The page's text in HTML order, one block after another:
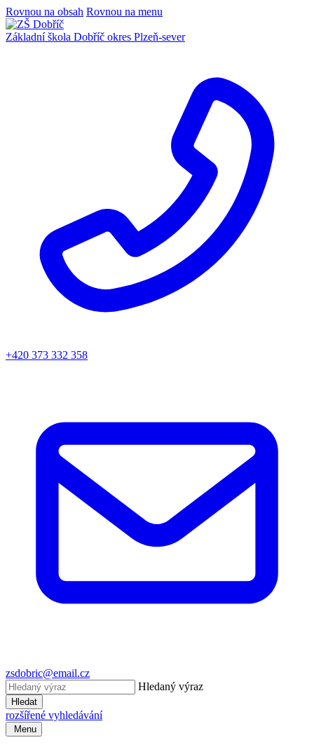
Rovnou na obsah Rovnou na menu
Základní škola Dobříč okres Plzeň-sever
+420 373 332 358
zsdobric@email.cz
Hledaný výraz
Hledat
rozšířené vyhledávání
Menu